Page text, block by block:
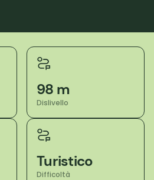
98 m
Dislivello
Turistico
Difficoltà